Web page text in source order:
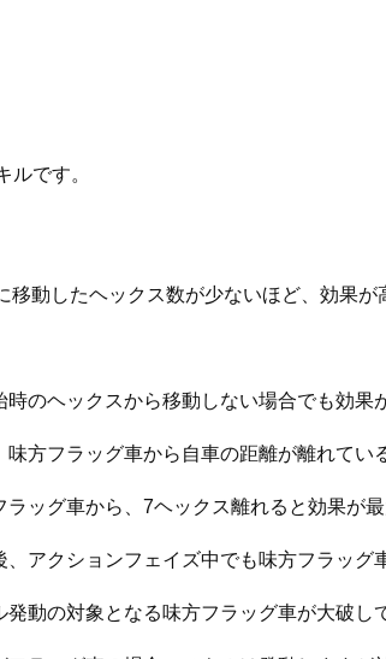
です。
動したヘックス数が少ないほど、効果が
のヘックスから移動しない場合でも効果
方フラッグ車から自車の距離が離れてい
ッグ車から、7ヘックス離れると効果が
アクションフェイズ中でも味方フラッグ
動の対象となる味方フラッグ車が大破し